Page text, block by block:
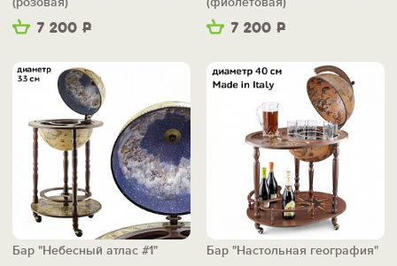
7 200 Р
7 200 Р
Бар "Небесный атлас #1" Бар "Настольная география"